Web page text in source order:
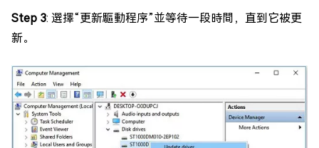
Step 3: 選擇“更新驅動程序”並等待一段時間，直到它被更
新。